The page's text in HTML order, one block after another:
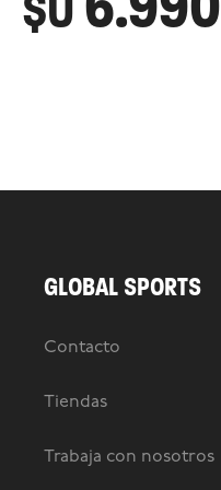
GLOBAL SPORTS
Contacto
Tiendas
Trabaja con nosotros